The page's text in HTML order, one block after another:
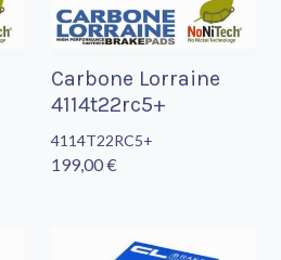
Carbone Lorraine
4114t22rc5+
4114T22RC5+
199,00 €